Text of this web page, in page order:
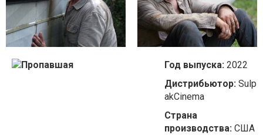
Год выпуска: 2022
Дистрибьютор: Sulp
akCinema
Страна
производства: США